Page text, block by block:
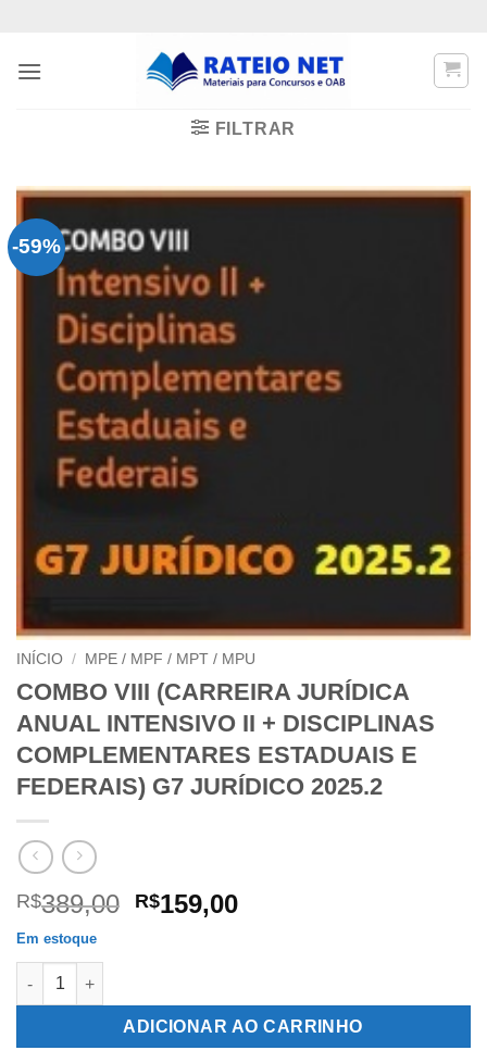
content
FILTRAR
-59%
INÍCIO / MPE / MPF / MPT / MPU
COMBO VIII (CARREIRA JURÍDICA
ANUAL INTENSIVO II + DISCIPLINAS
COMPLEMENTARES ESTADUAIS E
FEDERAIS) G7 JURÍDICO 2025.2
R$389,00 O
R$389,00.
R$159,00O
R$159,00.
Em estoque
COMBO VIII (CARREIRA JURÍDICA ANUAL INTENSIVO II +
ADICIONAR AO CARRINHO